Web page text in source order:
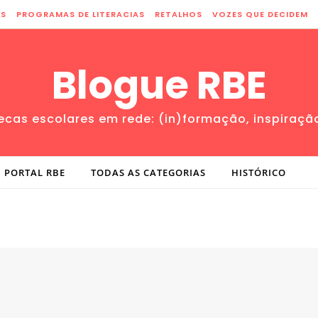
PROGRAMAS DE LITERACIAS RETALHOS VOZES QUE DECIDEM
Blogue RBE
escolares em rede: (in)formação,
PORTAL RBE TODAS AS CATEGORIAS HISTÓRICO